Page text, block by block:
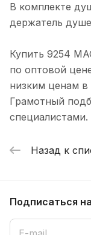
В комплекте
держатель
Купить 9254
по оптовой
низким ценам
Грамотный
специалистами.
Назад к
Подписаться